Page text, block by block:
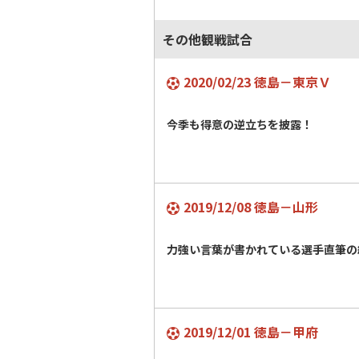
その他観戦試合
2020/02/23 徳島－東京Ｖ
今季も得意の逆立ちを披露！
2019/12/08 徳島－山形
力強い言葉が書かれている選手直筆
2019/12/01 徳島－甲府